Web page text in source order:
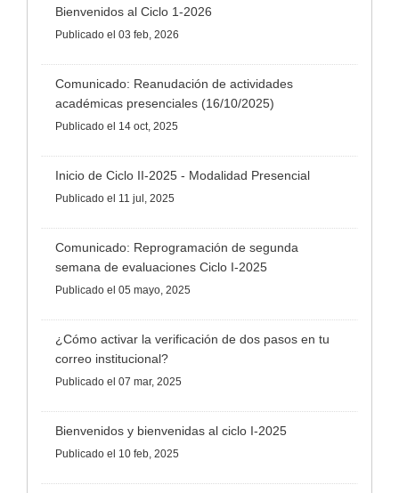
Bienvenidos al Ciclo 1-2026
Publicado el 03 feb, 2026
Comunicado: Reanudación de actividades
académicas presenciales (16/10/2025)
Publicado el 14 oct, 2025
Inicio de Ciclo II-2025 - Modalidad Presencial
Publicado el 11 jul, 2025
Comunicado: Reprogramación de segunda
semana de evaluaciones Ciclo I-2025
Publicado el 05 mayo, 2025
¿Cómo activar la verificación de dos pasos en tu
correo institucional?
Publicado el 07 mar, 2025
Bienvenidos y bienvenidas al ciclo I-2025
Publicado el 10 feb, 2025